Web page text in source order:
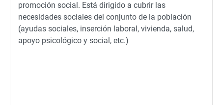
promoción social. Está dirigido a cubrir las
necesidades sociales del conjunto de la población
(ayudas sociales, inserción laboral, vivienda, salud,
apoyo psicológico y social, etc.)